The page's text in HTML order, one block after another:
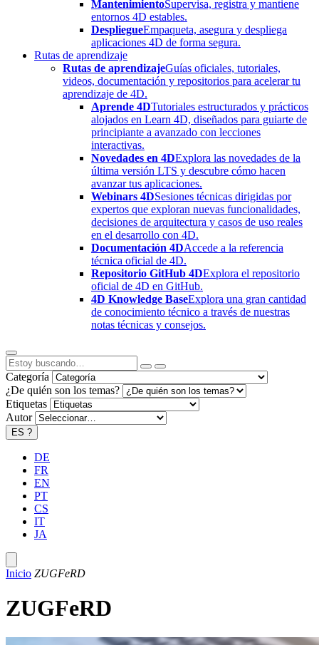
MantenimientoSupervisa, registra y mantiene
entornos 4D estables.
DespliegueEmpaqueta, asegura y despliega
aplicaciones 4D de forma segura.
Rutas de aprendizaje
Rutas de aprendizajeGuías oficiales, tutoriales,
videos, documentación y repositorios para acelerar tu
aprendizaje de 4D.
Aprende 4DTutoriales estructurados y prácticos
alojados en Learn 4D, diseñados para guiarte de
principiante a avanzado con lecciones
interactivas.
Novedades en 4DExplora las novedades de la
última versión LTS y descubre cómo hacen
avanzar tus aplicaciones.
Webinars 4DSesiones técnicas dirigidas por
expertos que exploran nuevas funcionalidades,
decisiones de arquitectura y casos de uso reales
en el desarrollo con 4D.
Documentación 4DAccede a la referencia
técnica oficial de 4D.
Repositorio GitHub 4DExplora el repositorio
oficial de 4D en GitHub.
4D Knowledge BaseExplora una gran cantidad
de conocimiento técnico a través de nuestras
notas técnicas y consejos.
Categoría
¿De quién son los temas?
Etiquetas
Autor
ES ?
DE
FR
EN
PT
CS
IT
JA
Inicio ZUGFeRD
ZUGFeRD